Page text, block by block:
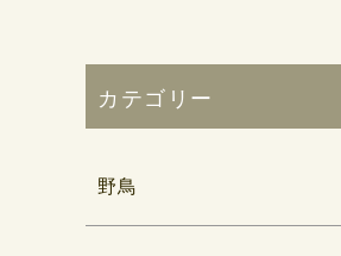
カテゴリー
野鳥